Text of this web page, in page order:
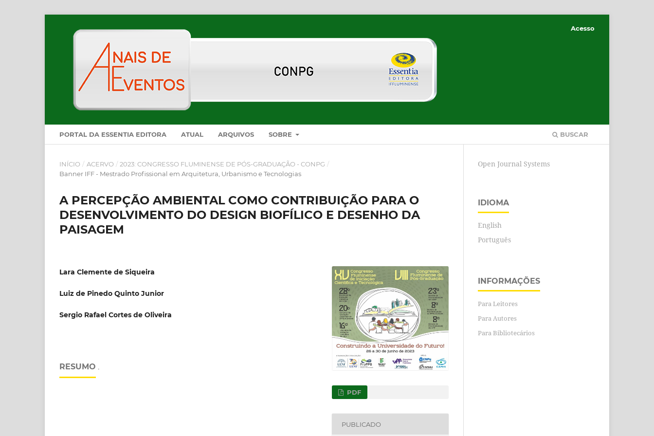
PORTAL DA ESSENTIA EDITORA ATUAL ARQUIVOS SOBRE BUSCAR
Acesso
INÍCIO / ACERVO / 2023: CONGRESSO FLUMINENSE DE PÓS-GRADUAÇÃO - CONPG /
Banner IFF - Mestrado Profissional em Arquitetura, Urbanismo e Tecnologias
A PERCEPÇÃO AMBIENTAL COMO CONTRIBUIÇÃO PARA O
DESENVOLVIMENTO DO DESIGN BIOFÍLICO E DESENHO DA
PAISAGEM
Lara Clemente de Siqueira
Luiz de Pinedo Quinto Junior
Sergio Rafael Cortes de Oliveira
RESUMO
PDF
PUBLICADO
Open Journal Systems
IDIOMA
English
Português
INFORMAÇÕES
Para Leitores
Para Autores
Para Bibliotecários